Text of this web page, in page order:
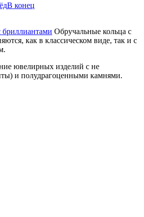
В конец
бриллиантами Обручальные кольца с
как в классическом виде, так и с
ювелирных изделий с не
и полудрагоценными камнями.